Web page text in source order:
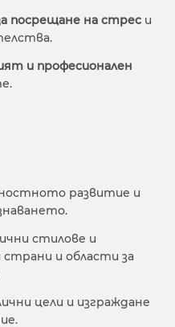
посрещане на стрес и
и професионален
развитие и
стилове и
и области за
цели и изграждане